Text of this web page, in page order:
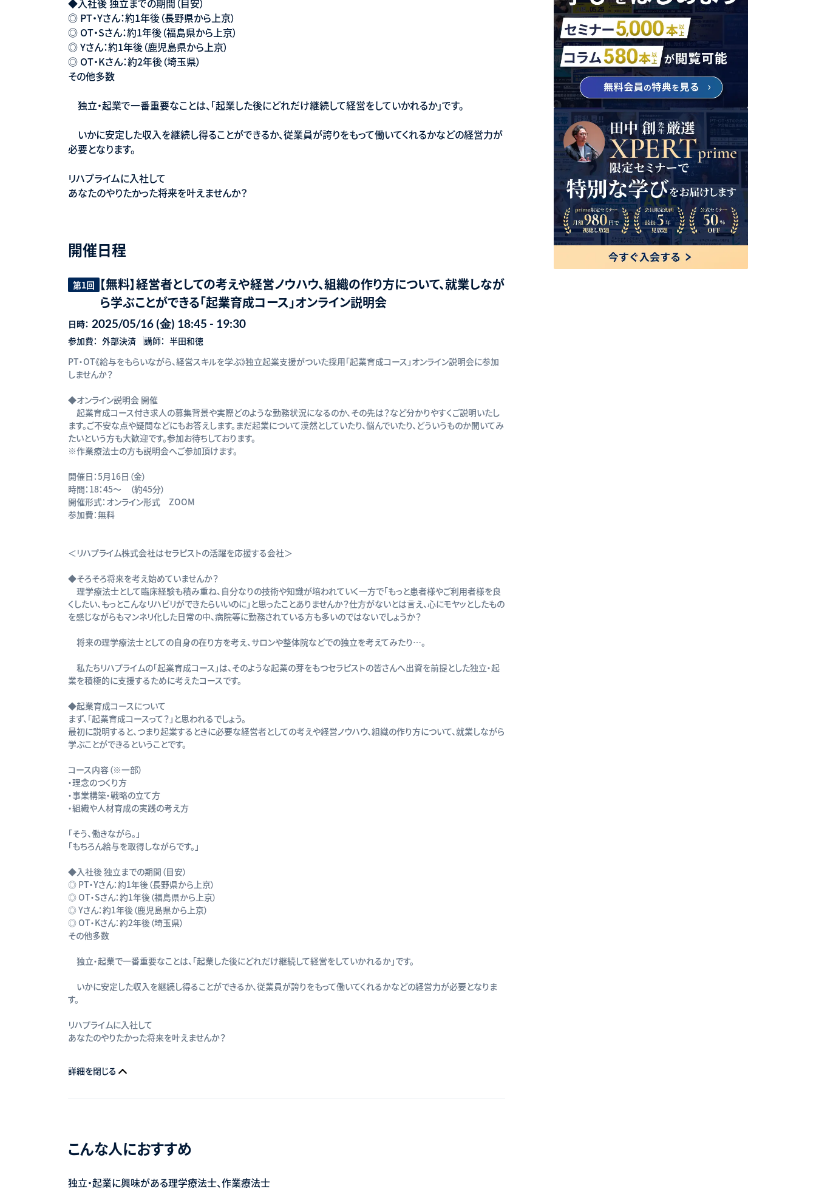
◆入社後 独立までの期間（目安）
◎ PT・Yさん：約1年後（長野県から上京）
◎ OT・Sさん：約1年後（福島県から上京）
◎ Yさん：約1年後（鹿児島県から上京）
◎ OT・Kさん：約2年後（埼玉県）
その他多数
独立・起業で一番重要なことは、「起業した後にどれだけ継続して経営をしていかれるか」です。
いかに安定した収入を継続し得ることができるか、従業員が誇りをもって働いてくれるかなどの経営力が
必要となります。
リハプライムに入社して
あなたのやりたかった将来を叶えませんか？
開催日程
第1回 【無料】経営者としての考えや経営ノウハウ、組織の作り方について、就業しなが
ら学ぶことができる「起業育成コース」オンライン説明会
日時： 2025/05/16 (金) 18:45 - 19:30
参加費： 外部決済 講師： 半田和徳
PT・OT《給与をもらいながら、経営スキルを学ぶ》独立起業支援がついた採用「起業育成コース」オンライン説明会に参加
しませんか？
◆オンライン説明会 開催
起業育成コース付き求人の募集背景や実際どのような勤務状況になるのか、その先は？など分かりやすくご説明いたし
ます。ご不安な点や疑問などにもお答えします。まだ起業について漠然としていたり、悩んでいたり、どういうものか聞いてみ
たいという方も大歓迎です。参加お待ちしております。
※作業療法士の方も説明会へご参加頂けます。
開催日：5月16日（金）
時間：18：45～ （約45分）
開催形式：オンライン形式 ZOOM
参加費：無料
＜リハプライム株式会社はセラピストの活躍を応援する会社＞
◆そろそろ将来を考え始めていませんか？
理学療法士として臨床経験も積み重ね、自分なりの技術や知識が培われていく一方で「もっと患者様やご利用者様を良
くしたい、もっとこんなリハビリができたらいいのに」と思ったことありませんか？仕方がないとは言え、心にモヤッとしたもの
を感じながらもマンネリ化した日常の中、病院等に勤務されている方も多いのではないでしょうか？
将来の理学療法士としての自身の在り方を考え、サロンや整体院などでの独立を考えてみたり…。
私たちリハプライムの「起業育成コース」は、そのような起業の芽をもつセラピストの皆さんへ出資を前提とした独立・起
業を積極的に支援するために考えたコースです。
◆起業育成コースについて
まず、「起業育成コースって？」と思われるでしょう。
最初に説明すると、つまり起業するときに必要な経営者としての考えや経営ノウハウ、組織の作り方について、就業しながら
学ぶことができるということです。
コース内容（※一部）
・理念のつくり方
・事業構築・戦略の立て方
・組織や人材育成の実践の考え方
「そう、働きながら。」
「もちろん給与を取得しながらです。」
◆入社後 独立までの期間（目安）
◎ PT・Yさん：約1年後（長野県から上京）
◎ OT・Sさん：約1年後（福島県から上京）
◎ Yさん：約1年後（鹿児島県から上京）
◎ OT・Kさん：約2年後（埼玉県）
その他多数
独立・起業で一番重要なことは、「起業した後にどれだけ継続して経営をしていかれるか」です。
いかに安定した収入を継続し得ることができるか、従業員が誇りをもって働いてくれるかなどの経営力が必要となりま
す。
リハプライムに入社して
あなたのやりたかった将来を叶えませんか？
詳細を閉じる
こんな人におすすめ
独立・起業に興味がある理学療法士、作業療法士